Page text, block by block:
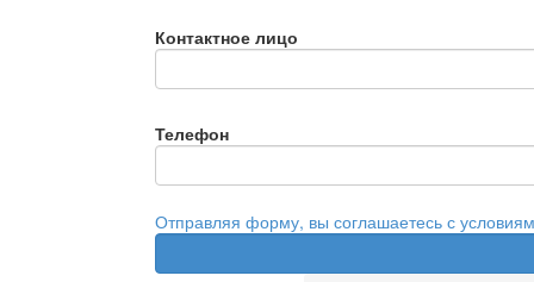
Контактное лицо
Телефон
Отправляя форму, вы соглашаетесь с